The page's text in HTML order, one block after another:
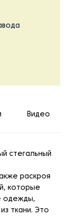
Видео
стегальный
раскроя
которые
одежды,
ткани. Это